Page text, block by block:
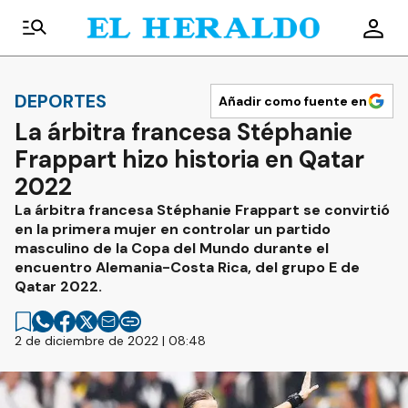
DEPORTES Añadir como fuente en
La árbitra francesa Stéphanie
Frappart hizo historia en Qatar
2022
La árbitra francesa Stéphanie Frappart se convirtió
en la primera mujer en controlar un partido
masculino de la Copa del Mundo durante el
encuentro Alemania-Costa Rica, del grupo E de
Qatar 2022.
2 de diciembre de 2022 | 08:48